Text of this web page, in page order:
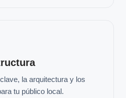
la arquitectura y los
tu público local.